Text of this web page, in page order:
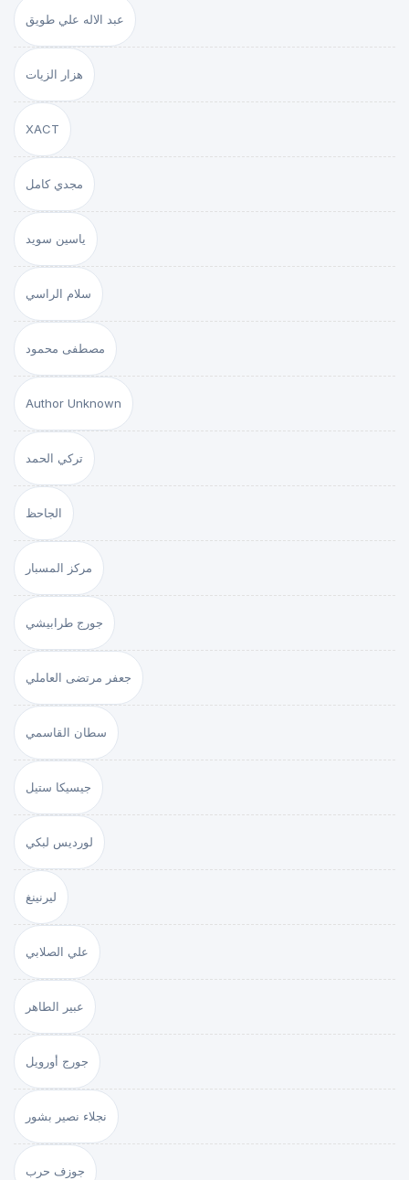
عبد الاله علي طويق
هزار الزيات
XACT
مجدي كامل
ياسين سويد
سلام الراسي
مصطفى محمود
Author Unknown
تركي الحمد
الجاحظ
مركز المسبار
جورج طرابيشي
جعفر مرتضى العاملي
سطان القاسمي
جيسيكا ستيل
لورديس لبكي
ليرنينغ
علي الصلابي
عبير الطاهر
جورج أورويل
نجلاء نصير بشور
جوزف حرب